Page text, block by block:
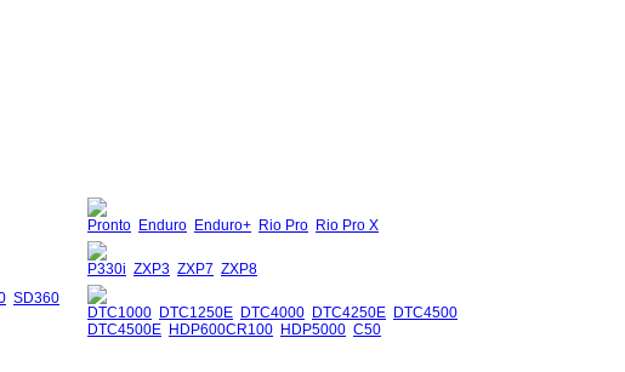
SD360
Pronto Enduro Enduro+ Rio Pro Rio Pro X
P330i ZXP3 ZXP7 ZXP8
DTC1000 DTC1250E DTC4000 DTC4250E DTC4500
DTC4500E HDP600CR100 HDP5000 C50